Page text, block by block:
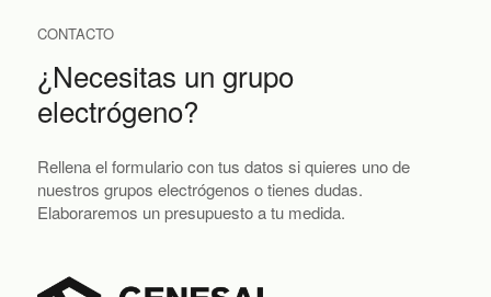
CONTACTO
¿Necesitas un grupo
electrógeno?
Rellena el formulario con tus datos si quieres uno de
nuestros grupos electrógenos o tienes dudas.
Elaboraremos un presupuesto a tu medida.